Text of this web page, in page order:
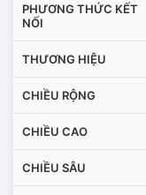
PHƯƠNG THỨC KẾT
NỐI
THƯƠNG HIỆU
CHIỀU RỘNG
CHIỀU CAO
CHIỀU SÂU